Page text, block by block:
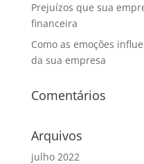
Prejuízos que sua
financeira
Como as emoções
da sua empresa
Comentários
Arquivos
julho 2022